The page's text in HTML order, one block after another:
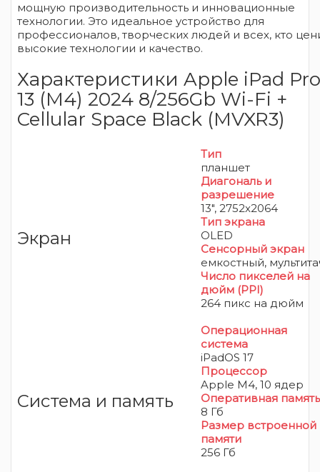
мощную производительность и инновационные
технологии. Это идеальное устройство для
профессионалов, творческих людей и всех, кто
высокие технологии и качество.
Характеристики Apple iPad Pro
13 (M4) 2024 8/256Gb Wi-Fi +
Cellular Space Black (MVXR3)
Экран
Тип
планшет
Диагональ и
разрешение
13", 2752x2064
Тип экрана
OLED
Сенсорный экран
емкостный,
Число пикселей на
дюйм (PPI)
264 пикс на дюйм
Система и память
Операционная
система
iPadOS 17
Процессор
Apple M4, 10 ядер
Оперативная память
8 Гб
Размер встроенной
памяти
256 Гб